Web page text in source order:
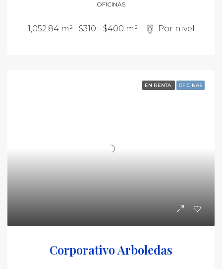
OFICINAS
1,052.84 m² $310 - $400 m² Por nivel
EN RENTA OFICINAS
Corporativo Arboledas